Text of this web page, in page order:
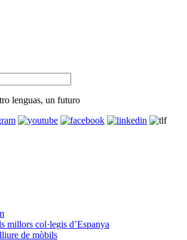
lenguas, un futuro
millors col·legis d’Espanya
de mòbils